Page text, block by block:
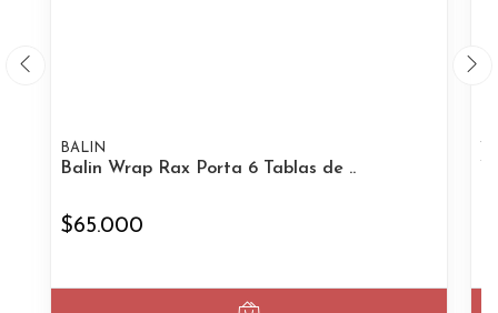
BALIN
Balin Wrap Rax Porta 6 Tablas de ..
$65.000